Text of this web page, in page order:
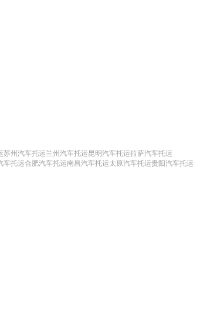
苏州汽车托运兰州汽车托运昆明汽车托运拉萨汽车托运
车托运合肥汽车托运南昌汽车托运太原汽车托运贵阳汽车托运